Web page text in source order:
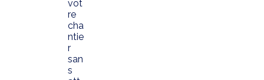
vot
re
cha
ntie
r
san
s